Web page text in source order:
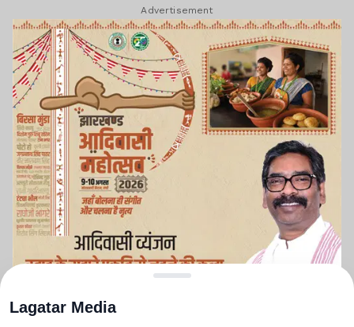
Advertisement
Lagatar Media